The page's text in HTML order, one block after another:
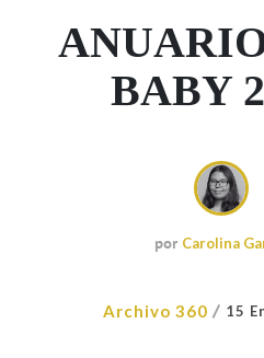
BABY
por Carolina
Archivo 360 / 15